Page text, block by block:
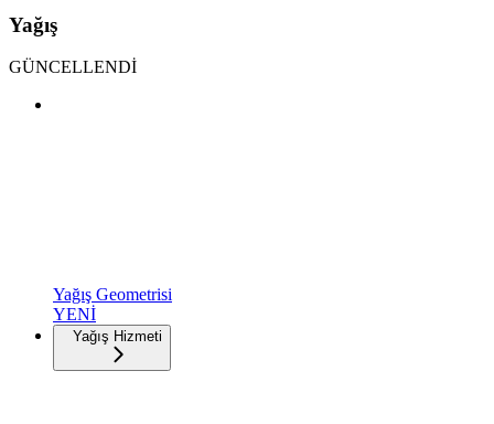
Yağış
GÜNCELLENDİ
Yağış Geometrisi
YENİ
Yağış Hizmeti